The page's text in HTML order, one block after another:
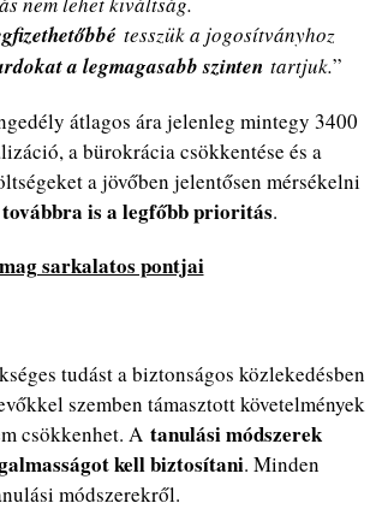
tesszük a jogosítványhoz
a legmagasabb szintentartjuk.”
átlagos ára jelenleg mintegy 3400
a bürokrácia csökkentése és a
a jövőben jelentősen mérsékelni
is a legfőbb prioritás.
sarkalatos pontjai
tudást a biztonságos közlekedésben
szemben támasztott követelmények
csökkenhet. A tanulási módszerek
kell biztosítani. Minden
módszerekről.